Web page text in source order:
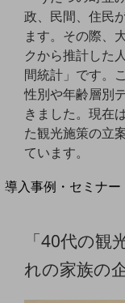
運用保守・故障紛失サ
回線・ネットワーク
お手続き
導入事例・セミナー
最新の導入事例や注目の導
セミナー
開催・出展する各種セミナ
政、民間、住民
ます。その際、
クから推計した
間統計」です。
性別や年齢層別
きました。現在
た観光施策の立
ています。
「40代の観
れの家族の